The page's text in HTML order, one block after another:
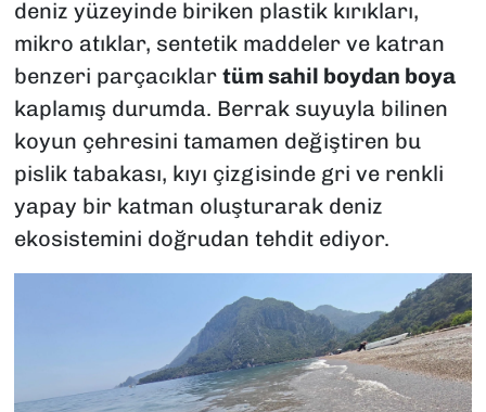
deniz yüzeyinde biriken plastik kırıkları,
mikro atıklar, sentetik maddeler ve katran
benzeri parçacıklar tüm sahil boydan boya
kaplamış durumda. Berrak suyuyla bilinen
koyun çehresini tamamen değiştiren bu
pislik tabakası, kıyı çizgisinde gri ve renkli
yapay bir katman oluşturarak deniz
ekosistemini doğrudan tehdit ediyor.